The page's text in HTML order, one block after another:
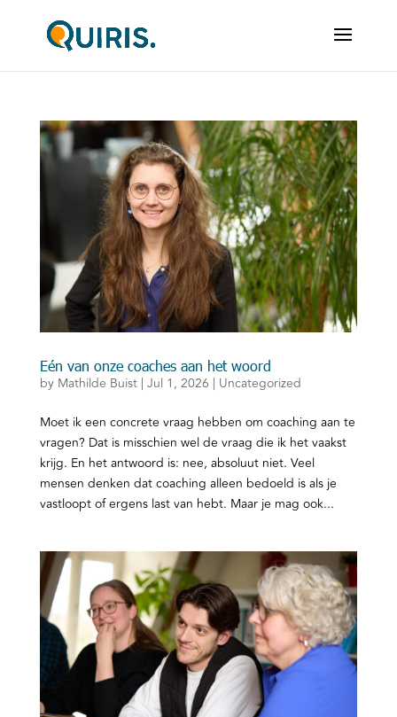
Eén van onze coaches aan het woord
by Mathilde Buist| Jul 1, 2026 | Uncategorized
Moet ik een concrete vraag hebben om coaching aan te
vragen? Dat is misschien wel de vraag die ik het vaakst
krijg. En het antwoord is: nee, absoluut niet. Veel
mensen denken dat coaching alleen bedoeld is als je
vastloopt of ergens last van hebt. Maar je mag ook...